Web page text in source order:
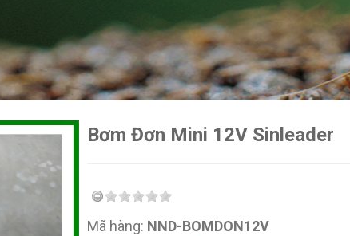
Bơm Đơn Mini 12V Sinleader
Mã hàng: NND-BOMDON12V